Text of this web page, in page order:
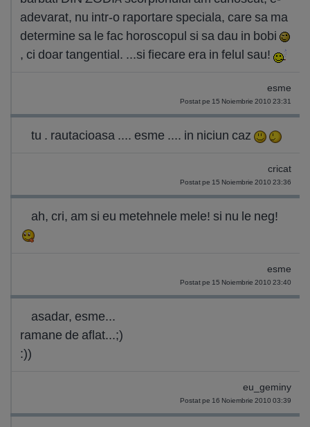
adevarat, nu intr-o raportare speciala, care sa ma
determine sa le fac horoscopul si sa dau in bobi
, ci doar tangential. ...si fiecare era in felul sau!
esme
Postat pe 15 Noiembrie 2010 23:31
tu . rautacioasa .... esme .... in niciun caz
cricat
Postat pe 15 Noiembrie 2010 23:36
ah, cri, am si eu metehnele mele! si nu le neg!
esme
Postat pe 15 Noiembrie 2010 23:40
asadar, esme...
ramane de aflat...;)
:))
eu_geminy
Postat pe 16 Noiembrie 2010 03:39